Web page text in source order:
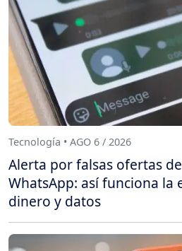
Tecnología • AGO 6 / 2026
Alerta por falsas ofertas
WhatsApp: así funciona la
dinero y datos